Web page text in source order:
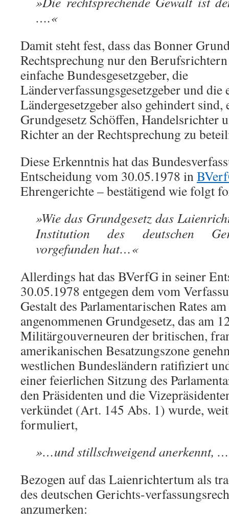
….«
Damit steht fest, dass das Bonner
Rechtsprechung nur den
einfache Bundesgesetzgeber, die
Länderverfassungsgesetzgeber und die
Ländergesetzgeber also gehindert sind,
Grundgesetz Schöffen, Handelsrichter
Richter an der Rechtsprechung zu
Diese Erkenntnis hat das
Entscheidung vom 30.05.1978 in
Ehrengerichte – bestätigend wie folgt
»Wie das Grundgesetz das
Institution des deutschen
vorgefunden hat…«
Allerdings hat das BVerfG in seiner
30.05.1978 entgegen dem vom
Gestalt des Parlamentarischen Rates
angenommenen Grundgesetz, das am
Militärgouverneuren der britischen,
amerikanischen Besatzungszone
westlichen Bundesländern ratifiziert
einer feierlichen Sitzung des
den Präsidenten und die
verkündet (Art. 145 Abs. 1) wurde,
formuliert,
»…und stillschweigend anerkennt,
Bezogen auf das Laienrichtertum als
des deutschen Gerichts-
anzumerken: